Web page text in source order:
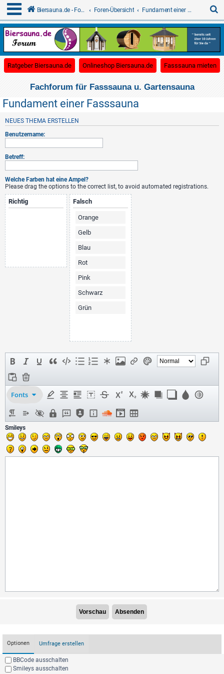
Biersauna.de - Forum für Gartensauna Foren-Übersicht Fundament einer Fasssauna
u
Ratgeber Biersauna.de(Opens a new tab)
Onlineshop Biersauna.de(Opens a new tab)
Fasssauna mieten
Fachforum für Fasssauna u. Gartensauna
Fundament einer Fasssauna
NEUES THEMA ERSTELLEN
Benutzername:
Betreff:
Welche Farben hat eine Ampel?
Please drag the options to the correct list, to avoid automated registrations.
Richtig Falsch
Orange
Gelb
Blau
Rot
Pink
Schwarz
Grün
Fonts
Smileys
Optionen Umfrage erstellen
BBCode ausschalten
Smileys ausschalten